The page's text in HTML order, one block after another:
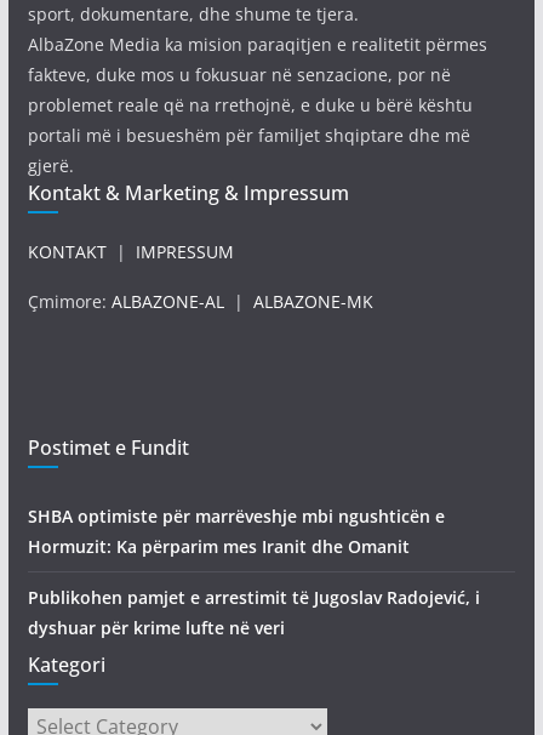
sport, dokumentare, dhe shume te tjera.
AlbaZone Media ka mision paraqitjen e realitetit përmes
fakteve, duke mos u fokusuar në senzacione, por në
problemet reale që na rrethojnë, e duke u bërë kështu
portali më i besueshëm për familjet shqiptare dhe më
gjerë.
Kontakt & Marketing & Impressum
KONTAKT| IMPRESSUM
Çmimore: ALBAZONE-AL | ALBAZONE-MK
Postimet e Fundit
SHBA optimiste për marrëveshje mbi ngushticën e
Hormuzit: Ka përparim mes Iranit dhe Omanit
Publikohen pamjet e arrestimit të Jugoslav Radojević, i
dyshuar për krime lufte në veri
Kategori
Kategori